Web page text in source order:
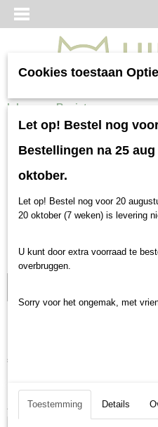
Inloggen Registreren
€ 4,50
Aantal
Cookies toestaan
Let op! Bestel nog
Bestellingen na 25
oktober.
Let op! Bestel nog voor 20
20 oktober (7 weken) is levering
U kunt door extra voorraad te
overbruggen.
Sorry voor het ongemak, met
Toestemming Details